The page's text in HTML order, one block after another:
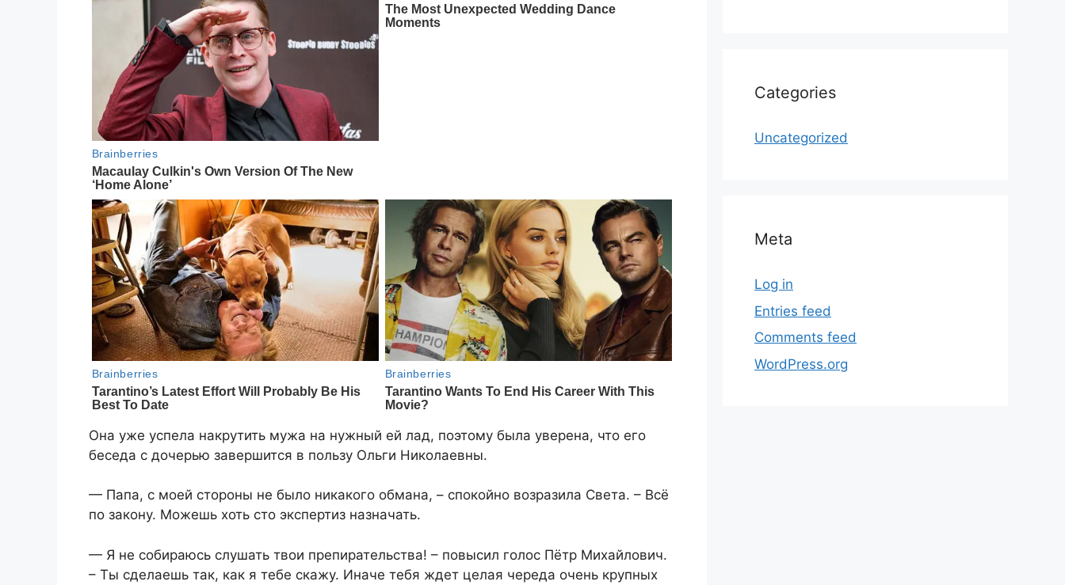
Она уже успела накрутить мужа на нужный ей лад, поэтому была уверена, что его
беседа с дочерью завершится в пользу Ольги Николаевны.
— Папа, с моей стороны не было никакого обмана, – спокойно возразила Света. – Всё
по закону. Можешь хоть сто экспертиз назначать.
— Я не собираюсь слушать твои препирательства! – повысил голос Пётр Михайлович.
– Ты сделаешь так, как я тебе скажу. Иначе тебя ждет целая череда очень крупных
Categories
Uncategorized
Meta
Log in
Entries feed
Comments feed
WordPress.org